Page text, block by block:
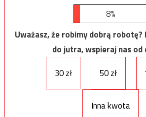
8%
Uważasz, że robimy dobrą robotę?
do jutra, wspieraj nas od
30 zł
50 zł
Inna kwota